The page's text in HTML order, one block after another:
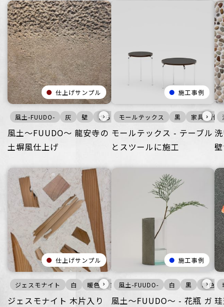
仕上げサンプル
風土-FUUDO- 灰 壁 ざらざら ごつごつ オフィス 住空
›
風土～FUUDO～ 龍安寺の
土塀風仕上げ
施工事例
モールテックス 黒 家具・什器
›
モールテックス - テーブル
とスツールに施工
仕上げサンプル
ジェスモナイト 白 暖色 家具・什器 つるつる その他
›
ジェスモナイト 木片入り
施工事例
風土-FUUDO- 白 黒 暖色
›
風土〜FUUDO〜 - 花瓶 ガ